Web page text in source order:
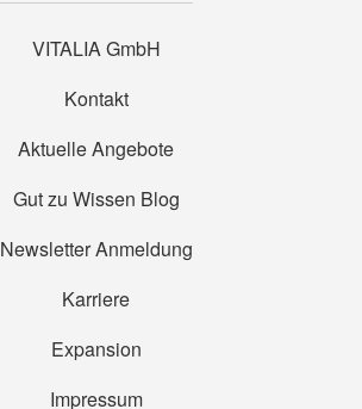
VITALIA GmbH
Kontakt
Aktuelle Angebote
Gut zu Wissen Blog
Newsletter Anmeldung
Karriere
Expansion
Impressum